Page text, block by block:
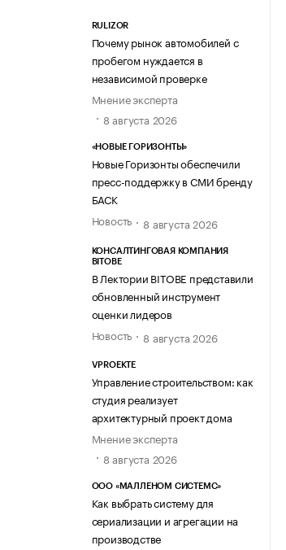
RULIZOR
Почему рынок автомобилей с
пробегом нуждается в
независимой проверке
Мнение эксперта
8 августа 2026
«НОВЫЕ ГОРИЗОНТЫ»
Новые Горизонты обеспечили
пресс-поддержку в СМИ бренду
БАСК
Новость
8 августа 2026
КОНСАЛТИНГОВАЯ КОМПАНИЯ
BITOBE
В Лектории BITOBE представили
обновленный инструмент
оценки лидеров
Новость
8 августа 2026
VPROEKTE
Управление строительством: как
студия реализует
архитектурный проект дома
Мнение эксперта
8 августа 2026
ООО «МАЛЛЕНОМ СИСТЕМС»
Как выбрать систему для
сериализации и агрегации на
производстве